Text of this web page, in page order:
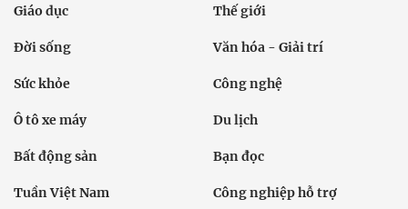
Giáo dục Thế giới
Đời sống Văn hóa - Giải trí
Sức khỏe Công nghệ
Ô tô xe máy Du lịch
Bất động sản Bạn đọc
Tuần Việt Nam Công nghiệp hỗ trợ